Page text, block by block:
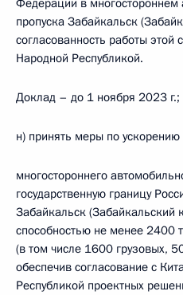
Федерации в многостороннем
пропуска Забайкальск
согласованность работы этой
Народной Республикой.
Доклад – до 1 ноября 2023 г.;
н) принять меры по ускорению
многостороннего
государственную границу
Забайкальск (Забайкальский
способностью не менее 2400
(в том числе 1600 грузовых,
обеспечив согласование с
Республикой проектных